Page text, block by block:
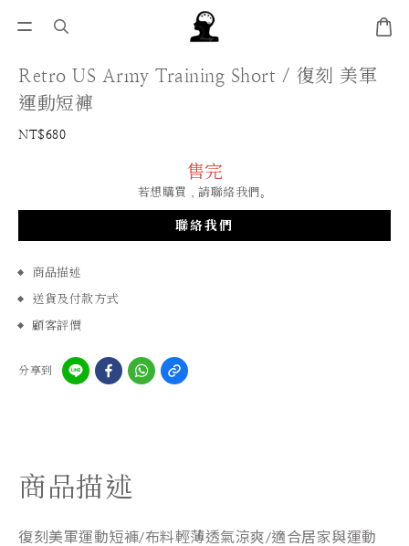
Retro US Army Training Short / 復刻 美軍
運動短褲
NT$680
售完
若想購買，請聯絡我們。
聯絡我們
商品描述
送貨及付款方式
顧客評價
分享到
商品描述
復刻美軍運動短褲/布料輕薄透氣涼爽/適合居家與運動